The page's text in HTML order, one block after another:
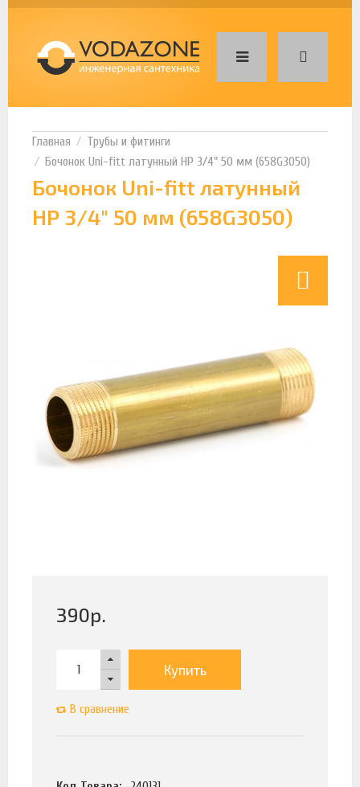
Трубы и фитинги
Бочонок Uni-fitt латунный НР 3/4" 50 мм (658G3050)
Бочонок Uni-fitt латунный
НР 3/4" 50 мм (658G3050)
390р.
Купить
В сравнение